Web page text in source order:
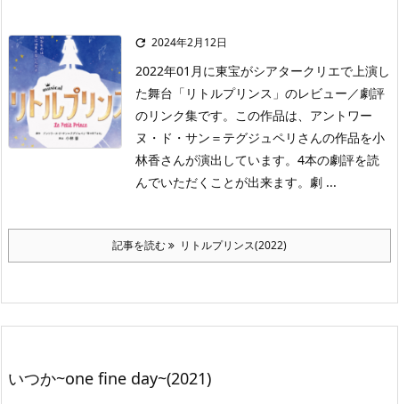
 2024年2月12日
2022年01月に東宝がシアタークリエで上演し
た舞台「リトルプリンス」のレビュー／劇評
のリンク集です。この作品は、アントワー
ヌ・ド・サン＝テグジュペリさんの作品を小
林香さんが演出しています。4本の劇評を読
んでいただくことが出来ます。劇 ...
記事を読む リトルプリンス(2022)
いつか~one fine day~(2021)